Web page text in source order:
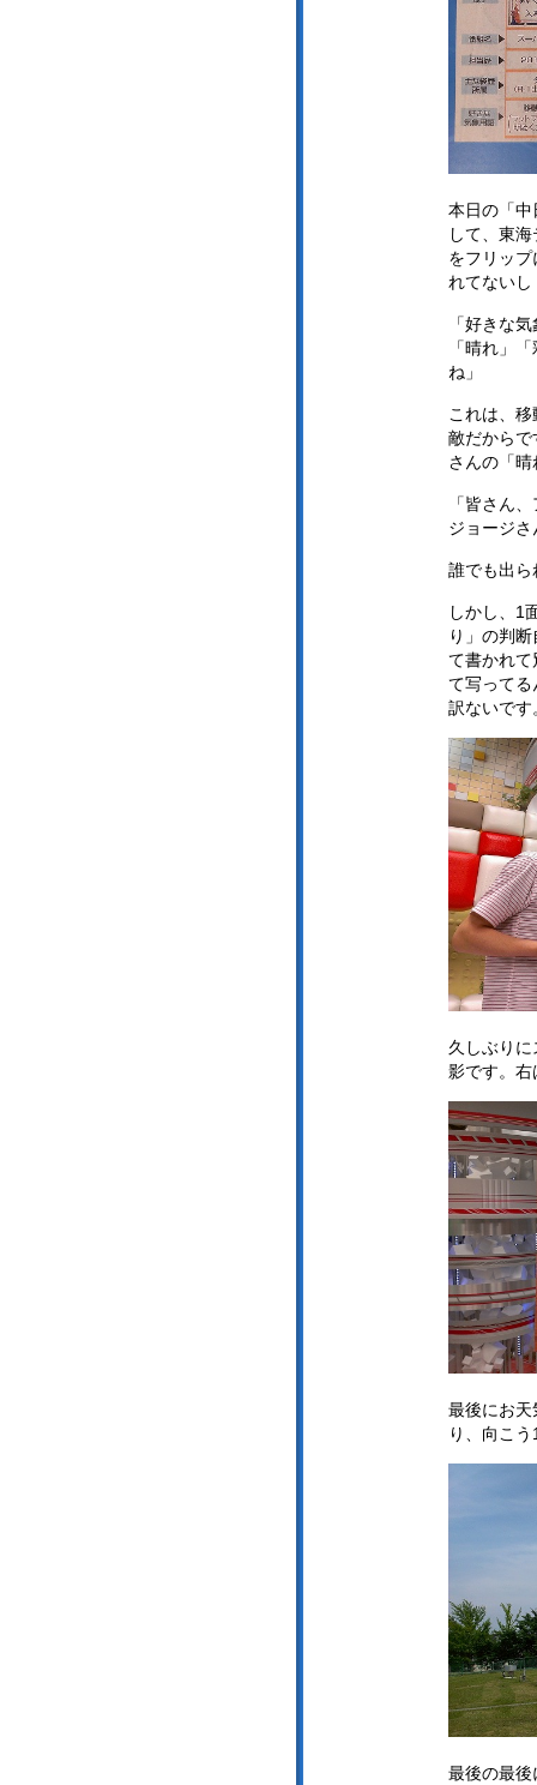
本日の「中
して、東
をフリッ
れてないし
「好きな
「晴れ」
ね」
これは、
敵だからで
さんの「
「皆さん
ジョージ
誰でも出ら
しかし、1
り」の判
て書かれて
て写ってる
訳ないです
久しぶり
影です。右
最後にお天
り、向こ
最後の最後